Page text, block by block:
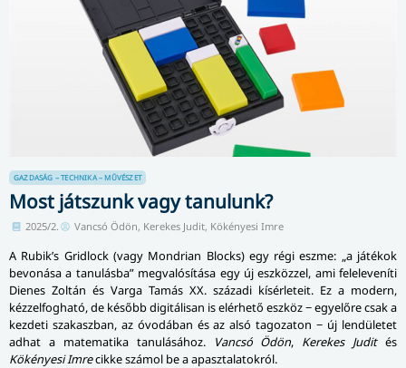
GAZDASÁG – TECHNIKA – MŰVÉSZET
Most játszunk vagy tanulunk?
2025/2. Vancsó Ödön, Kerekes Judit, Kökényesi Imre
A Rubik’s Gridlock (vagy Mondrian Blocks) egy régi eszme: „a játékok
bevonása a tanulásba” megvalósítása egy új eszközzel, ami feleleveníti
Dienes Zoltán és Varga Tamás XX. századi kísérleteit. Ez a modern,
kézzelfogható, de később digitálisan is elérhető eszköz − egyelőre csak a
kezdeti szakaszban, az óvodában és az alsó tagozaton − új lendületet
adhat a matematika tanulásához.
Vancsó Ödön, Kerekes Judités
Kökényesi Imrecikke számol be a apasztalatokról.